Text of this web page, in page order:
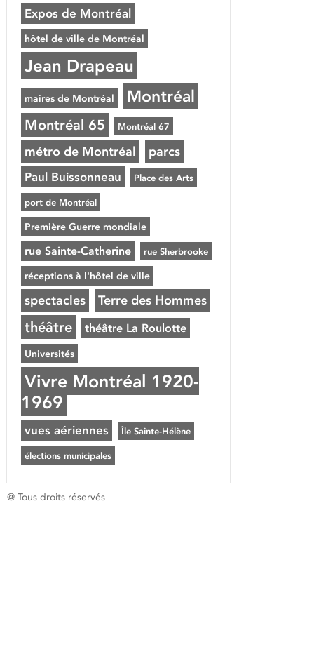
Expos de Montréal
hôtel de ville de Montréal
Jean Drapeau
maires de Montréal Montréal
Montréal 65 Montréal 67
métro de Montréal parcs
Paul Buissonneau Place des Arts
port de Montréal
Première Guerre mondiale
rue Sainte-Catherine rue Sherbrooke
réceptions à l'hôtel de ville
spectacles Terre des Hommes
théâtre théâtre La Roulotte
Universités
Vivre Montréal 1920-
1969
vues aériennes Île Sainte-Hélène
élections municipales
@ Tous droits réservés